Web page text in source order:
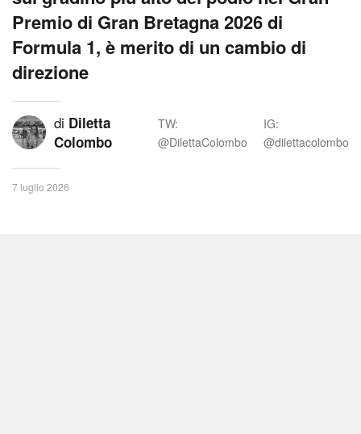
Premio di Gran Bretagna 2026 di
Formula 1, è merito di un cambio di
direzione
di Diletta
Colombo
TW:
@DilettaColombo
IG:
@dilettacolombo
7 luglio 2026